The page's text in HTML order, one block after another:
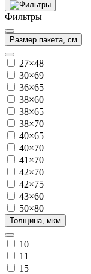
Фильтры
Размер пакета, см
27×48
30×69
36×65
38×60
38×65
38×70
40×65
40×70
41×70
42×70
42×75
43×60
50×80
Толщина, мкм
10
11
15